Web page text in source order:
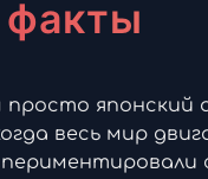
факты
просто
весь мир